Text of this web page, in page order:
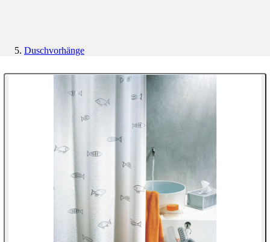
Duschvorhänge